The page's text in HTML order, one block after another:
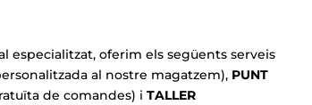
especialitzat, oferim els següents serveis
al nostre magatzem), PUNT
de comandes) iTALLER